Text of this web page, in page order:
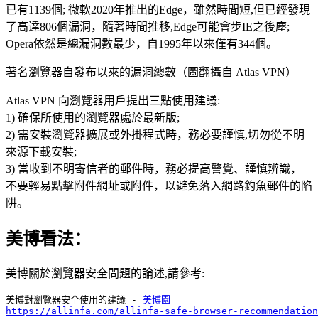
已有1139個; 微軟2020年推出的Edge，雖然時間短,但已經發現
了高達806個漏洞，隨著時間推移,Edge可能會步IE之後塵;
Opera依然是總漏洞數最少，自1995年以來僅有344個。
著名瀏覽器自發布以來的漏洞總數（圖翻攝自 Atlas VPN）
Atlas VPN 向瀏覽器用戶提出三點使用建議:
1) 確保所使用的瀏覽器處於最新版;
2) 需安裝瀏覽器擴展或外掛程式時，務必要謹慎,切勿從不明
來源下載安裝;
3) 當收到不明寄信者的郵件時，務必提高警覺、謹慎辨識，
不要輕易點擊附件網址或附件，以避免落入網路釣魚郵件的陷
阱。
美博看法：
美博關於瀏覽器安全問題的論述,請參考:
美博對瀏覽器安全使用的建議 - 美博園
https://allinfa.com/allinfa-safe-browser-